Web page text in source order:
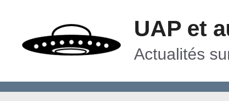
contenu
UAP et
Actualités